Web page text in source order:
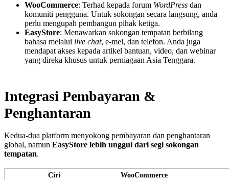
WooCommerce: Terhad kepada forum WordPress dan
komuniti pengguna. Untuk sokongan secara langsung, anda
perlu mengupah pembangun pihak ketiga.
EasyStore: Menawarkan sokongan tempatan berbilang
bahasa melalui live chat, e-mel, dan telefon. Anda juga
mendapat akses kepada artikel bantuan, video, dan webinar
yang direka khusus untuk perniagaan Asia Tenggara.
Integrasi Pembayaran &
Penghantaran
Kedua-dua platform menyokong pembayaran dan penghantaran
global, namun EasyStore lebih unggul dari segi sokongan
tempatan.
Ciri WooCommerce